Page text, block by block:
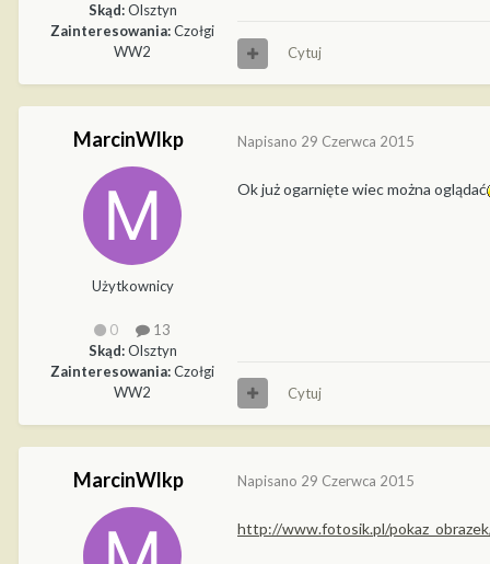
Skąd:Olsztyn
Zainteresowania:Czołgi
WW2
Cytuj
MarcinWlkp
Użytkownicy
0
13
Skąd:Olsztyn
Zainteresowania:Czołgi
WW2
Napisano 29 Czerwca 2015
Ok już ogarnięte wiec można oglądać
Cytuj
MarcinWlkp Napisano 29 Czerwca 2015
http://www.fotosik.pl/